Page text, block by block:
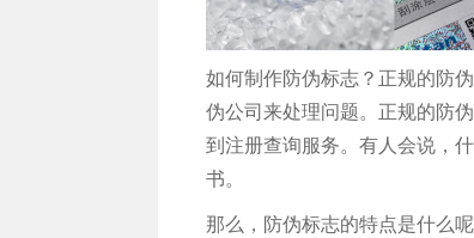
如何制作防伪标志？正规的防
伪公司来处理问题。正规的防
到注册查询服务。有人会说，
书。
那么，防伪标志的特点是什么